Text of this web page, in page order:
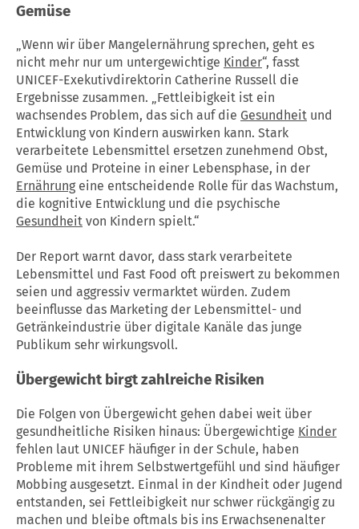
Gemüse
„Wenn wir über Mangelernährung sprechen, geht es
nicht mehr nur um untergewichtige Kinder“, fasst
UNICEF-Exekutivdirektorin Catherine Russell die
Ergebnisse zusammen. „Fettleibigkeit ist ein
wachsendes Problem, das sich auf die Gesundheit und
Entwicklung von Kindern auswirken kann. Stark
verarbeitete Lebensmittel ersetzen zunehmend Obst,
Gemüse und Proteine in einer Lebensphase, in der
Ernährungeine entscheidende Rolle für das Wachstum,
die kognitive Entwicklung und die psychische
Gesundheit von Kindern spielt.“
Der Report warnt davor, dass stark verarbeitete
Lebensmittel und Fast Food oft preiswert zu bekommen
seien und aggressiv vermarktet würden. Zudem
beeinflusse das Marketing der Lebensmittel- und
Getränkeindustrie über digitale Kanäle das junge
Publikum sehr wirkungsvoll.
Übergewicht birgt zahlreiche Risiken
Die Folgen von Übergewicht gehen dabei weit über
gesundheitliche Risiken hinaus: Übergewichtige Kinder
fehlen laut UNICEF häufiger in der Schule, haben
Probleme mit ihrem Selbstwertgefühl und sind häufiger
Mobbing ausgesetzt. Einmal in der Kindheit oder Jugend
entstanden, sei Fettleibigkeit nur schwer rückgängig zu
machen und bleibe oftmals bis ins Erwachsenenalter